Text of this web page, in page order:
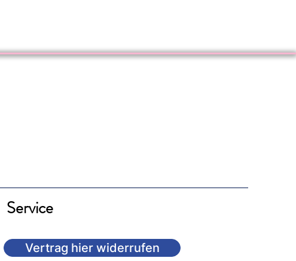
Service
Vertrag hier widerrufen